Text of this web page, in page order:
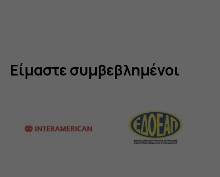
Είμαστε συμβεβλημένοι